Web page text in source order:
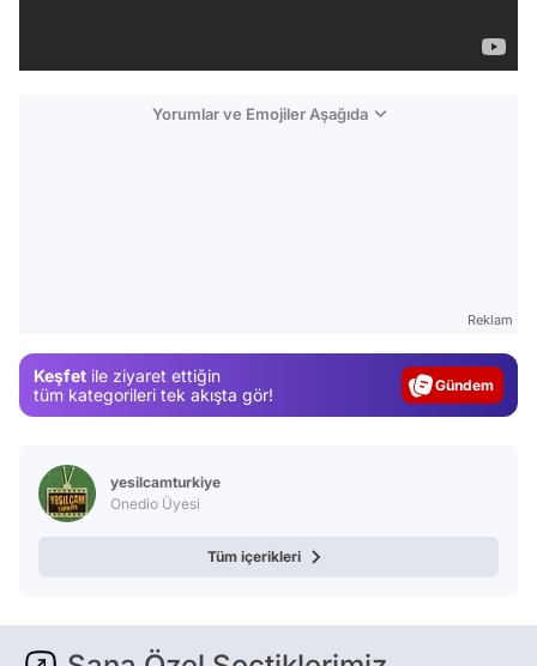
Yorumlar ve Emojiler Aşağıda
Reklam
Keşfet ile ziyaret ettiğin
tüm kategorileri tek akışta gör!
Gündem
yesilcamturkiye
Onedio Üyesi
Tüm içerikleri